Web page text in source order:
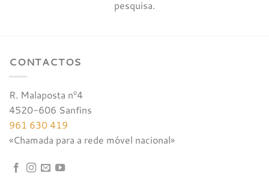
pesquisa.
CONTACTOS
R. Malaposta nº4
4520-606 Sanfins
961 630 419
«Chamada para a rede móvel nacional»